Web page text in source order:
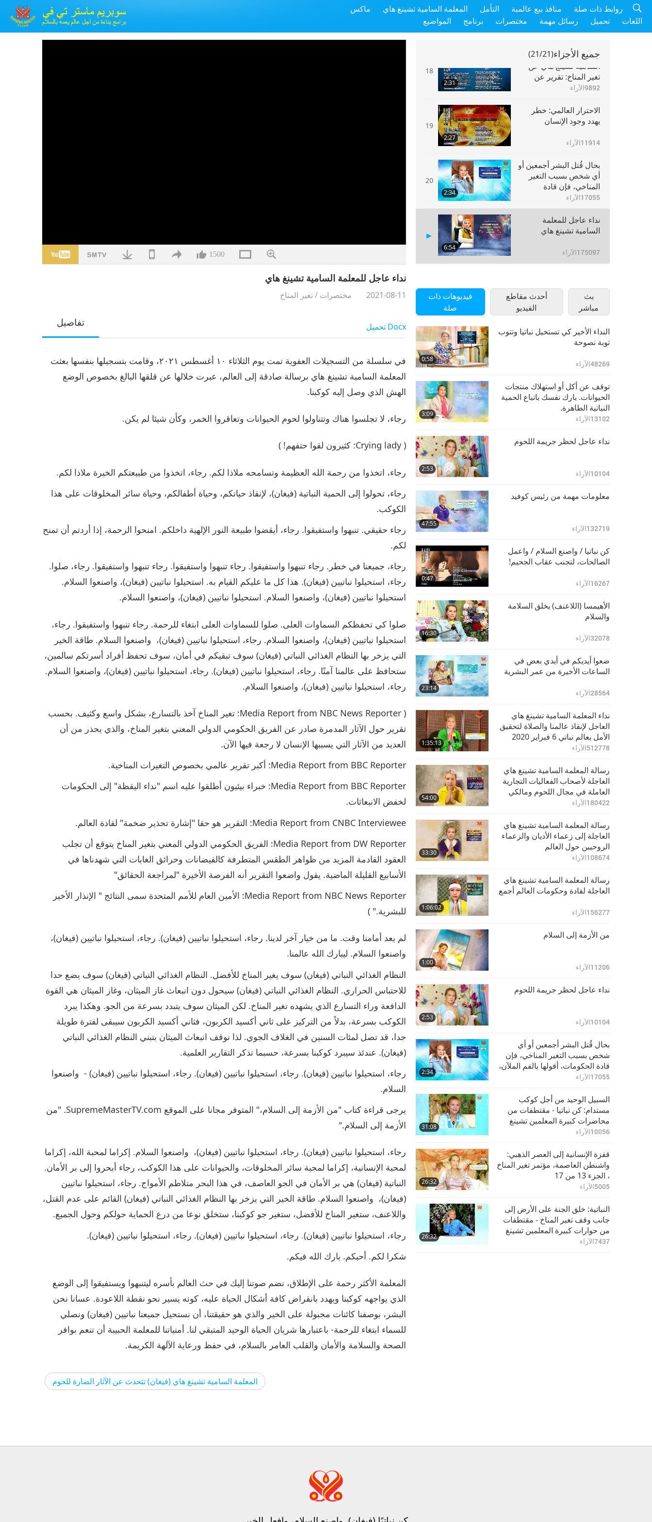
ماكس المعلمة السامية تشينغ هاي التأمل منافذ بيع عالمية
روابط ذات صلة
المواضيع
برنامج مختصرات رسائل مهمة تحميل اللغات
1500
نداء عاجل للمعلمة السامية تشينغ هاي
2021-08-11 مختصرات /تغير المناخ
تفاصيل تحميل Docx
في سلسلة من التسجيلات العفوية تمت يوم الثلاثاء ١٠ أغسطس ٢٠٢١، وقامت بتسجيلها بنفسها بعثت
المعلمة السامية تشينغ هاي برسالة صادقة إلى العالم، عبرت خلالها عن قلقها البالغ بخصوص الوضع
الهش الذي وصل إليه كوكبنا.
رجاء، لا تجلسوا هناك وتتناولوا لحوم الحيوانات وتعاقروا الخمر، وكأن شيئا لم يكن.
( Crying lady: كثيرون لقوا حتفهم! )
رجاء، اتخذوا من رحمة الله العظيمة وتسامحه ملاذا لكم. رجاء، اتخذوا من طبيعتكم الخيرة ملاذا لكم.
رجاء، تحولوا إلى الحمية النباتية (فيغان)، لإنقاذ حياتكم، وحياة أطفالكم، وحياة سائر المخلوقات على هذا
الكوكب.
رجاء حقيقي. تنبهوا واستفيقوا. رجاء، أيقضوا طبيعة النور الإلهية داخلكم. امنحوا الرحمة، إذا أردتم أن تمنح
لكم.
رجاء، جميعنا في خطر. رجاء تنبهوا واستفيقوا. رجاء تنبهوا واستفيقوا. رجاء تنبهوا واستفيقوا. رجاء، صلوا.
رجاء، استحيلوا نباتيين (فيغان). هذا كل ما عليكم القيام به. استحيلوا نباتيين (فيغان)، واصنعوا السلام.
استحيلوا نباتيين (فيغان)، واصنعوا السلام. استحيلوا نباتيين (فيغان)، واصنعوا السلام.
صلوا كي تحفظكم السماوات العلى. صلوا للسماوات العلى ابتغاء للرحمة. رجاء تنبهوا واستفيقوا. رجاء،
استحيلوا نباتيين (فيغان)، واصنعوا السلام. رجاء، استحيلوا نباتيين (فيغان)، واصنعوا السلام. طاقة الخير
التي يزخر بها النظام الغذائي النباتي (فيغان) سوف تبقيكم في أمان، سوف تحفظ أفراد أسرتكم سالمين،
ستحافظ على عالمنا آمنًا. رجاء، استحيلوا نباتيين (فيغان). رجاء، استحيلوا نباتيين (فيغان)، واصنعوا السلام.
رجاء، استحيلوا نباتيين (فيغان)، واصنعوا السلام.
( Media Report from NBC News Reporter: تغير المناخ آخذ بالتسارع، بشكل واسع وكثيف. بحسب
تقرير حول الآثار المدمرة صادر عن الفريق الحكومي الدولي المعني بتغير المناخ، والذي يحذر من أن
العديد من الآثار التي يسببها الإنسان لا رجعة فيها الآن.
Media Report from BBC Reporter: أكبر تقرير عالمي بخصوص التغيرات المناخية.
Media Report from BBC Reporter: خبراء بيئيون أطلقوا عليه اسم "نداء اليقظة" إلى الحكومات
لخفض الانبعاثات.
Media Report from CNBC Interviewee: التقرير هو حقا "إشارة تحذير ضخمة" لقادة العالم.
Media Report from DW Reporter: الفريق الحكومي الدولي المعني بتغير المناخ يتوقع أن تجلب
العقود القادمة المزيد من ظواهر الطقس المتطرفة كالفيضانات وحرائق الغابات التي شهدناها في
الأسابيع القليلة الماضية. يقول واضعوا التقرير أنه الفرصة الأخيرة "لمراجعة الحقائق"
Media Report from NBC News Reporter: الأمين العام للأمم المتحدة سمى النتائج " الإنذار الأخير
للبشرية." )
لم يعد أمامنا وقت. ما من خيار آخر لدينا. رجاء، استحيلوا نباتيين (فيغان). رجاء، استحيلوا نباتيين (فيغان)،
واصنعوا السلام. ليبارك الله عالمنا.
النظام الغذائي النباتي (فيغان) سوف يغير المناخ للأفضل. النظام الغذائي النباتي (فيغان) سوف يضع حدا
للاحتباس الحراري. النظام الغذائي النباتي (فيغان) سيحول دون انبعاث غاز الميثان، وغاز الميثان هي القوة
الدافعة وراء التسارع الذي يشهده تغير المناخ. لكن الميثان سوف يتبدد بسرعة من الجو. وهكذا يبرد
الكوكب بسرعة، بدلاً من التركيز على ثاني أكسيد الكربون، فثاني أكسيد الكربون سيبقى لفترة طويلة
جدا، قد تصل لمئات السنين في الغلاف الجوي. لذا نوقف انبعاث الميثان بتبني النظام الغذائي النباتي
(فيغان). عندئذ سيبرد كوكبنا بسرعة، حسبما تذكر التقارير العلمية.
رجاء، استحيلوا نباتيين (فيغان). رجاء، استحيلوا نباتيين (فيغان). رجاء، استحيلوا نباتيين (فيغان) - واصنعوا
السلام.
يرجى قراءة كتاب "من الأزمة إلى السلام،" المتوفر مجانا على الموقع SupremeMasterTV.com. "من
الأزمة إلى السلام."
رجاء، استحيلوا نباتيين (فيغان). رجاء، استحيلوا نباتيين (فيغان)، واصنعوا السلام. إكراما لمحبة الله، إكراما
لمحبة الإنسانية، إكراما لمحبة سائر المخلوقات، والحيوانات على هذا الكوكب، رجاء أبحروا إلى بر الأمان.
النباتية (فيغان) هي بر الأمان في الجو العاصف، في هذا البحر متلاطم الأمواج. رجاء، استحيلوا نباتيين
(فيغان)، واصنعوا السلام. طاقة الخير التي يزخر بها النظام الغذائي النباتي (فيغان) القائم على عدم القتل،
واللاعنف، ستغير المناخ للأفضل، ستغير جو كوكبنا، ستخلق نوعا من درع الحماية حولكم وحول الجميع.
رجاء، استحيلوا نباتيين (فيغان). رجاء، استحيلوا نباتيين (فيغان). رجاء، استحيلوا نباتيين (فيغان).
شكرا لكم. أحبكم. بارك الله فيكم.
المعلمة الأكثر رحمة على الإطلاق، نضم صوتنا إليك في حث العالم بأسره ليتنبهوا ويستفيقوا إلى الوضع
الذي يواجهه كوكبنا ويهدد بانقراض كافة أشكال الحياة عليه، كونه يسير نحو نقطة اللاعودة. عسانا نحن
البشر، بوصفنا كائنات مجبولة على الخير والذي هو حقيقتنا، أن نستحيل جميعنا نباتيين (فيغان) ونصلي
للسماء ابتغاء للرحمة- باعتبارها شريان الحياة الوحيد المتبقي لنا. أمنياتنا للمعلمة الحبيبة أن تنعم بوافر
الصحة والسلامة والأمان والقلب العامر بالسلام، في حفظ ورعاية الآلهة الكريمة.
المعلمة السامية تشينغ هاي (فيغان) تتحدث عن الآثار الضارة للحوم
جميع الأجزاء(21/21)
الحيوانية
السامية تشينغ هاي عن
تغير المناخ: شح المياه -
مشكلة عالمية
10530الآراء
18
2:31
مقتطفات للمعلمة
السامية تشينغ هاي عن
تغير المناخ: تقرير عن
الحياة في محيطاتنا
9892الآراء
19
2:27
الاحترار العالمي: خطر
يهدد وجود الإنسان
11914الآراء
20
2:34
بحال قُتل البشر أجمعين أو
أي شخص بسبب التغير
المناخي، فإن قادة
الحكومات، أقولها بالفم
الملآن، مذنبون
17055الآراء
6:54
نداء عاجل للمعلمة
السامية تشينغ هاي
175097الآراء
فيديوهات ذات
صلة
أحدث مقاطع
الفيديو
بث
مباشر
0:58
النداء الأخير كي تستحيل نباتيا وتتوب
توبة نصوحة
48269الآراء
3:09
توقف عن أكل أو استهلاك منتجات
الحيوانات. بارك نفسك باتباع الحمية
النباتية الطاهرة.
13102الآراء
2:53
نداء عاجل لحظر جريمة اللحوم
10104الآراء
47:55
معلومات مهمة من رئيس كوفيد
132719الآراء
0:47
كن نباتيا / واصنع السلام / واعمل
الصالحات، لتجنب عقاب الجحيم!
16267الآراء
16:30
الأهيمسا (اللاعنف) يخلق السلامة
والسلام
32078الآراء
23:14
ضعوا أيديكم في أيدي بعض في
الساعات الأخيرة من عمر البشرية
28564الآراء
1:35:13
نداء المعلمة السامية تشينغ هاي
العاجل لإنقاذ عالمنا والصلاة لتحقيق
الأمل بعالم نباتي 6 فبراير 2020
512778الآراء
54:00
رسالة المعلمة السامية تشينغ هاي
العاجلة لأصحاب الفعاليات التجارية
العاملة في مجال اللحوم ومالكي
مصانع الثروة الحيوانية والاسماك،
والمختبرات، وصناعة الجلود
ومستحضرات التجميل
180422الآراء
33:30
رسالة المعلمة السامية تشينغ هاي
العاجلة إلى زعماء الأديان والزعماء
الروحيين حول العالم
108674الآراء
1:06:02
رسالة المعلمة السامية تشينغ هاي
العاجلة لقادة وحكومات العالم أجمع
156277الآراء
1:00
من الأزمة إلى السلام
11206الآراء
2:53
نداء عاجل لحظر جريمة اللحوم
10104الآراء
2:34
بحال قُتل البشر أجمعين أو أي
شخص بسبب التغير المناخي، فإن
قادة الحكومات، أقولها بالفم الملآن،
مذنبون
17055الآراء
31:08
السبيل الوحيد من أجل كوكب
مستدام: كن نباتيا - مقتطفات من
محاضرات كبيرة المعلمين تشينغ
هاي، الجزء 1 من 3‏
10056الآراء
26:32
قفزة الإنسانية إلى العصر الذهبي:
واشنطن العاصمة، مؤتمر تغير المناخ
، الجزء 13 من 17
5005الآراء
26:32
النباتية: خلق الجنة على الأرض إلى
جانب وقف تغير المناخ - مقتطفات
من حوارات كبيرة المعلمين تشينغ
هاي، الجزء 1 من 5‏
7437الآراء